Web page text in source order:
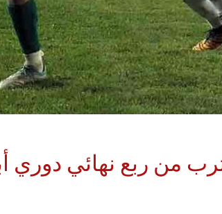
من ربع نهائي دوري